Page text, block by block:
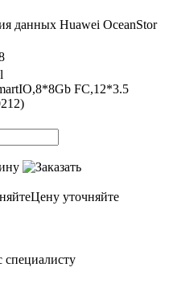
данных Huawei OceanStor
FC,12*3.5
Цену уточняйте